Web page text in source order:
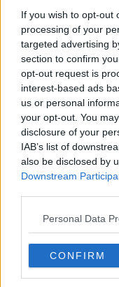
If you wish to opt-out
processing of your
targeted advertising
section to confirm
opt-out request is
interest-based ads
us or personal
your opt-out. You
disclosure of your
IAB’s list of
also be disclosed by
Downstream
Personal Data
CONFIRM
Vacanze a km zero
​Buone Vacan(si)e!
​Il lato positivo delle
​Storie antiche di
​Quello che alle
Adultescenza
Homo imbecillis
​4 anni di Blog
Quando il silenzio è
​Il passato, questo
​Clima ballerino e
La maternità
​L’uomo o l’orso?
​Cose che ci
​Vespa che passione!
​Lasciate ai vostri figli
​Parole d’amore